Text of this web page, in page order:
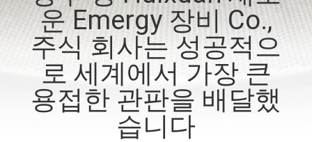
리
운 Emergy 장비 Co.,
주식 회사는 성공적으
로 세계에서 가장 큰
용접한 관판을 배달했
습니다